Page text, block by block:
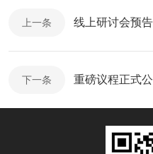
上一条
下一条